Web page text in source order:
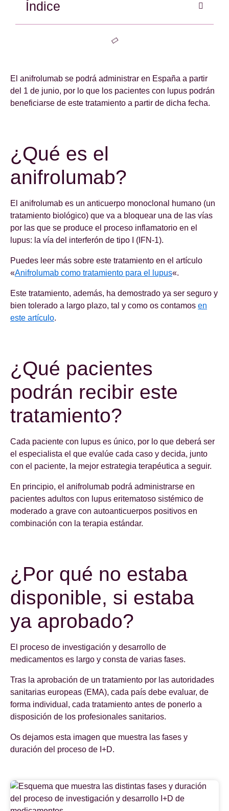
Índice
El anifrolumab se podrá administrar en España a partir
del 1 de junio, por lo que los pacientes con lupus podrán
beneficiarse de este tratamiento a partir de dicha fecha.
¿Qué es el
anifrolumab?
El anifrolumab es un anticuerpo monoclonal humano (un
tratamiento biológico) que va a bloquear una de las vías
por las que se produce el proceso inflamatorio en el
lupus: la vía del interferón de tipo I (IFN-1).
Puedes leer más sobre este tratamiento en el artículo
«Anifrolumab como tratamiento para el lupus«.
Este tratamiento, además, ha demostrado ya ser seguro y
bien tolerado a largo plazo, tal y como os contamos en
este artículo.
¿Qué pacientes
podrán recibir este
tratamiento?
Cada paciente con lupus es único, por lo que deberá ser
el especialista el que evalúe cada caso y decida, junto
con el paciente, la mejor estrategia terapéutica a seguir.
En principio, el anifrolumab podrá administrarse en
pacientes adultos con lupus eritematoso sistémico de
moderado a grave con autoanticuerpos positivos en
combinación con la terapia estándar.
¿Por qué no estaba
disponible, si estaba
ya aprobado?
El proceso de investigación y desarrollo de
medicamentos es largo y consta de varias fases.
Tras la aprobación de un tratamiento por las autoridades
sanitarias europeas (EMA), cada país debe evaluar, de
forma individual, cada tratamiento antes de ponerlo a
disposición de los profesionales sanitarios.
Os dejamos esta imagen que muestra las fases y
duración del proceso de I+D.